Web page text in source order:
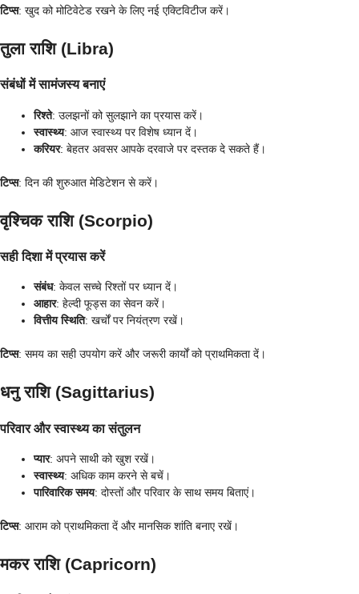
टिप्स: खुद को मोटिवेटेड रखने के लिए नई एक्टिविटीज करें।
तुला राशि (Libra)
संबंधों में सामंजस्य बनाएं
रिश्ते: उलझनों को सुलझाने का प्रयास करें।
स्वास्थ्य: आज स्वास्थ्य पर विशेष ध्यान दें।
करियर: बेहतर अवसर आपके दरवाजे पर दस्तक दे सकते हैं।
टिप्स: दिन की शुरुआत मेडिटेशन से करें।
वृश्चिक राशि (Scorpio)
सही दिशा में प्रयास करें
संबंध: केवल सच्चे रिश्तों पर ध्यान दें।
आहार: हेल्दी फूड्स का सेवन करें।
वित्तीय स्थिति: खर्चों पर नियंत्रण रखें।
टिप्स: समय का सही उपयोग करें और जरूरी कार्यों को प्राथमिकता दें।
धनु राशि (Sagittarius)
परिवार और स्वास्थ्य का संतुलन
प्यार: अपने साथी को खुश रखें।
स्वास्थ्य: अधिक काम करने से बचें।
पारिवारिक समय: दोस्तों और परिवार के साथ समय बिताएं।
टिप्स: आराम को प्राथमिकता दें और मानसिक शांति बनाए रखें।
मकर राशि (Capricorn)